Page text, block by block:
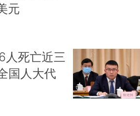
元
人死亡近三
国人大代